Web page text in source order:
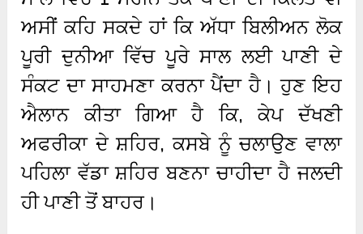
ਅਸੀਂ ਕਹਿ ਸਕਦੇ ਹਾਂ ਕਿ ਅੱਧਾ ਬਿਲੀਅਨ ਲੋਕ
ਪੂਰੀ ਦੁਨੀਆ ਵਿੱਚ ਪੂਰੇ ਸਾਲ ਲਈ ਪਾਣੀ ਦੇ
ਸੰਕਟ ਦਾ ਸਾਹਮਣਾ ਕਰਨਾ ਪੈਂਦਾ ਹੈ। ਹੁਣ ਇਹ
ਐਲਾਨ ਕੀਤਾ ਗਿਆ ਹੈ ਕਿ, ਕੇਪ ਦੱਖਣੀ
ਅਫਰੀਕਾ ਦੇ ਸ਼ਹਿਰ, ਕਸਬੇ ਨੂੰ ਚਲਾਉਣ ਵਾਲਾ
ਪਹਿਲਾ ਵੱਡਾ ਸ਼ਹਿਰ ਬਣਨਾ ਚਾਹੀਦਾ ਹੈ ਜਲਦੀ
ਹੀ ਪਾਣੀ ਤੋਂ ਬਾਹਰ।